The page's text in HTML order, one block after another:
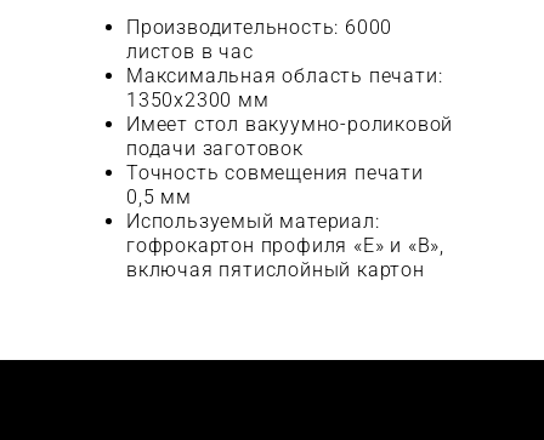
Производительность: 6000
листов в час
Максимальная область печати:
1350х2300 мм
Имеет стол вакуумно-роликовой
подачи заготовок
Точность совмещения печати
0,5 мм
Используемый материал:
гофрокартон профиля «Е» и «В»,
включая пятислойный картон